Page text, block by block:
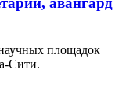
площадок
Сити.